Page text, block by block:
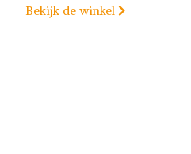
Bekijk de winkel 